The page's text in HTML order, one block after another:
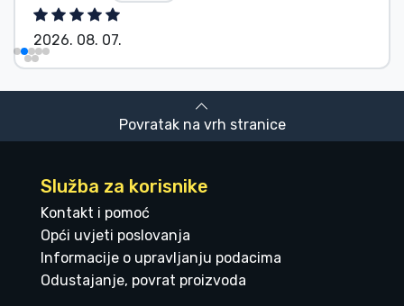
2026. 08. 07.
Povratak na vrh stranice
Služba za korisnike
Kontakt i pomoć
Opći uvjeti poslovanja
Informacije o upravljanju podacima
Odustajanje, povrat proizvoda